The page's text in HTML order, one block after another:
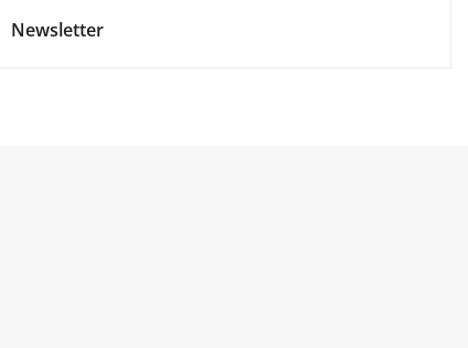
Newsletter